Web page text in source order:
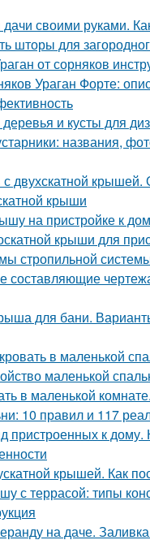
своими руками.
шторы для
от сорняков
Ураган Форте:
и кусты для
названия,
двухскатной крышей.
крыши
на пристройке к
крыши для
стропильной
для бани.
в маленькой
маленькой
в маленькой
10 правил и 117
пристроенных к дому.
крышей. Как
с террасой: типы
на даче.